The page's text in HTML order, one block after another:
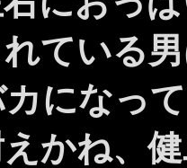
ている
になっ
かね、